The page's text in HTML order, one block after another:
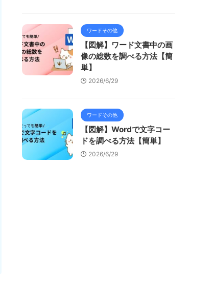
ワードその他
【図解】ワード文書中の画
像の総数を調べる方法【簡
単】
2026/6/29
ワードその他
【図解】Wordで文字コー
ドを調べる方法【簡単】
2026/6/29